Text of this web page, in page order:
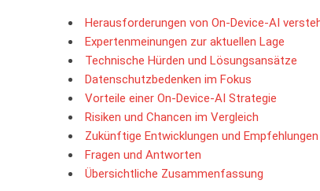
Herausforderungen ⁢von ‍On-Device-AI
Expertenmeinungen zur aktuellen Lage
Technische Hürden und Lösungsansätze
Datenschutzbedenken im​ Fokus
Vorteile​ einer On-Device-AI Strategie
Risiken und ⁢Chancen⁤ im Vergleich
Zukünftige Entwicklungen​ und Empfehlungen
Fragen und⁣ Antworten
Übersichtliche Zusammenfassung